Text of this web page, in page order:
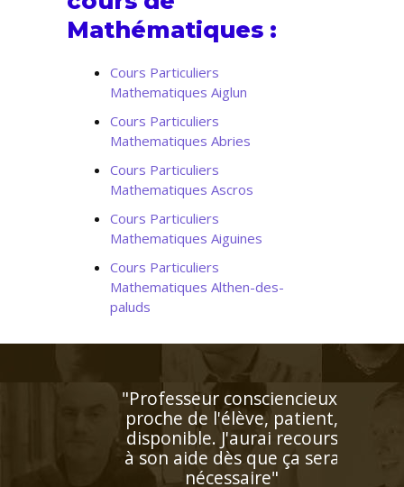
Mathématiques :
Cours Particuliers
Mathematiques Aiglun
Cours Particuliers
Mathematiques Abries
Cours Particuliers
Mathematiques Ascros
Cours Particuliers
Mathematiques Aiguines
Cours Particuliers
Mathematiques Althen-des-
paluds
"Très bon contact, identifie
facilement les lacunes de
l'enfant. Très bonne
pédagogie ce qui facilite
beaucoup l'apprentissage.